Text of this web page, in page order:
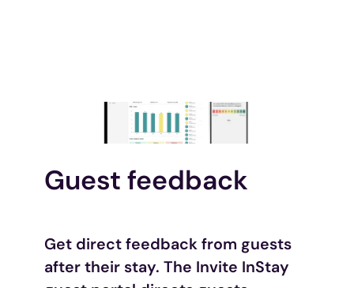
Guest feedback
Get direct feedback from guests
after their stay. The Invite InStay